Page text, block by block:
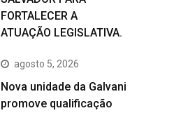
FORTALECER A
ATUAÇÃO LEGISLATIVA.
agosto 5, 2026
Nova unidade da Galvani
promove qualificação